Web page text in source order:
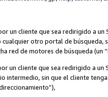
un cliente que sea redirigido a
cualquier otro portal de
red de motores de búsqueda (un
un cliente que sea redirigido a un
intermedio, sin que el cliente